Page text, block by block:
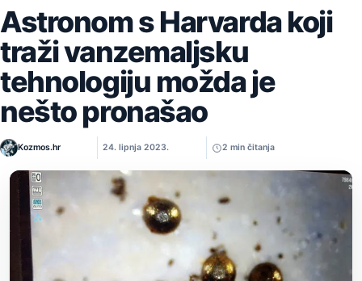
Astronom s Harvarda koji
traži vanzemaljsku
tehnologiju možda je
nešto pronašao
Kozmos.hr 24. lipnja 2023. 2 min čitanja